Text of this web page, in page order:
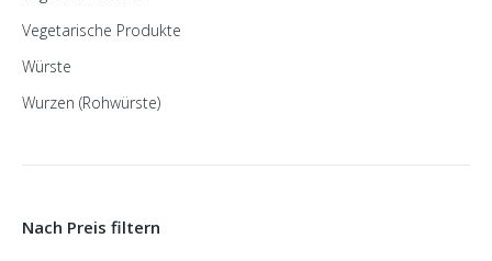
Vegetarische Produkte
Würste
Wurzen (Rohwürste)
Nach Preis filtern